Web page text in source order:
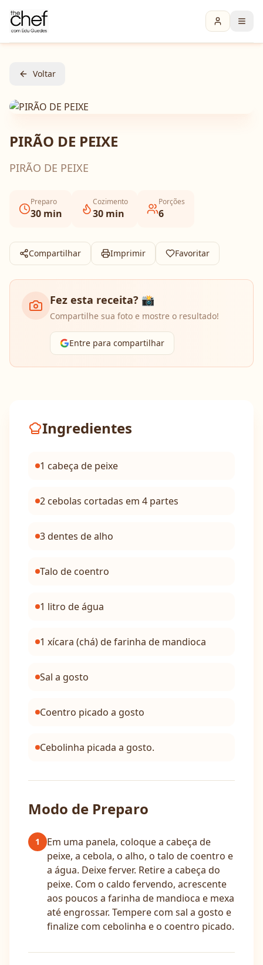
Voltar
PIRÃO DE PEIXE
PIRÃO DE PEIXE
Preparo
30 min
Cozimento
30 min
Porções
6
Compartilhar Imprimir Favoritar
Fez esta receita? 📸
Compartilhe sua foto e mostre o resultado!
Entre para compartilhar
Ingredientes
1 cabeça de peixe
2 cebolas cortadas em 4 partes
3 dentes de alho
Talo de coentro
1 litro de água
1 xícara (chá) de farinha de mandioca
Sal a gosto
Coentro picado a gosto
Cebolinha picada a gosto.
Modo de Preparo
1
Em uma panela, coloque a cabeça de
peixe, a cebola, o alho, o talo de coentro e
a água. Deixe ferver. Retire a cabeça do
peixe. Com o caldo fervendo, acrescente
aos poucos a farinha de mandioca e mexa
até engrossar. Tempere com sal a gosto e
finalize com cebolinha e o coentro picado.